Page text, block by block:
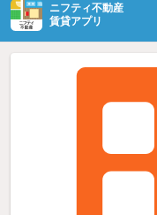
ニフティ不動産
賃貸アプリ